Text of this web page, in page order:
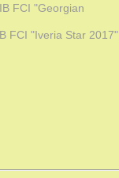
FCI "Georgian
FCI "Iveria Star 2017",